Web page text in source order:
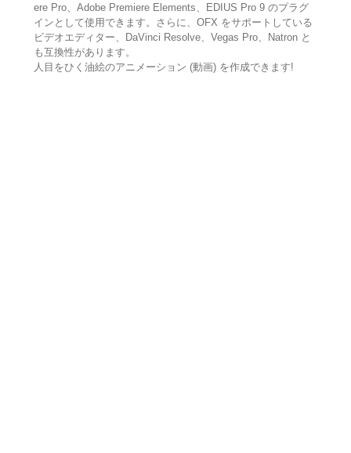
ere Pro、Adobe Premiere Elements、EDIUS Pro 9 のプラグ
インとして使用できます。さらに、OFX をサポートしている
ビデオエディター、DaVinci Resolve、Vegas Pro、Natron と
も互換性があります。
人目をひく油絵のアニメーション (動画) を作成できます!